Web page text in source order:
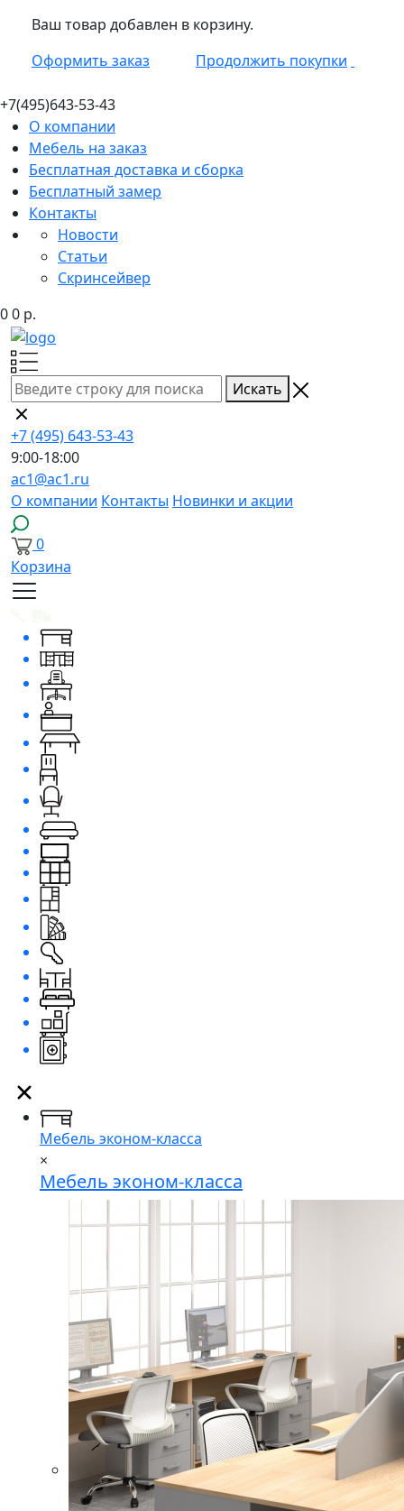
Ваш товар добавлен в корзину.
Оформить заказ
Продолжить покупки
+7(495)643-53-43
О компании
Мебель на заказ
Бесплатная доставка и сборка
Бесплатный замер
Контакты
Новости
Статьи
Скринсейвер
00 р.
Искать
+7 (495) 643-53-43
9:00-18:00
ac1@ac1.ru
О компании Контакты Новинки и акции
0
Корзина
Мебель эконом-класса
×
Мебель эконом-класса